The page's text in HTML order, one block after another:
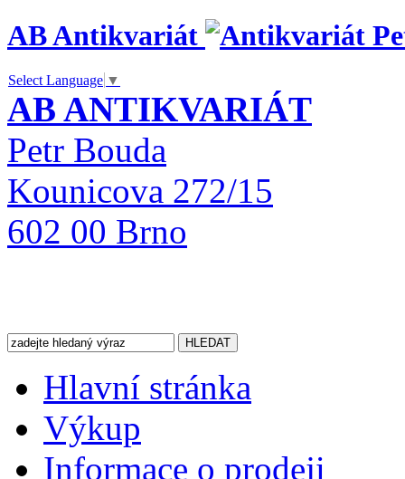
AB Antikvariát
Select Language ▼
AB ANTIKVARIÁT
Petr Bouda
Kounicova 272/15
602 00 Brno
Hlavní stránka
Výkup
Informace o prodeji